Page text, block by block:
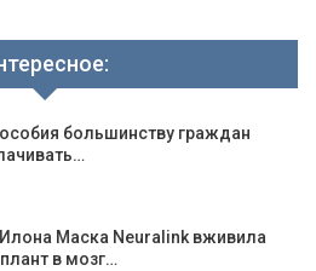
большинству граждан
Маска Neuralink вживила
в мозг…